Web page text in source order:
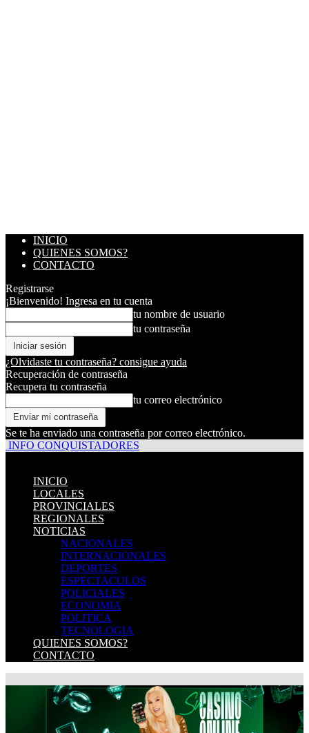
INICIO
QUIENES SOMOS?
CONTACTO
Registrarse
¡Bienvenido! Ingresa en tu cuenta
tu nombre de usuario
tu contraseña
¿Olvidaste tu contraseña? consigue ayuda
Recuperación de contraseña
Recupera tu contraseña
tu correo electrónico
Se te ha enviado una contraseña por correo electrónico.
INFO CONQUISTADORES
INICIO
LOCALES
PROVINCIALES
REGIONALES
NOTICIAS
NACIONALES
INTERNACIONALES
DEPORTES
ESPECTACULOS
POLICIALES
ECONOMIA
POLITICA
TECNOLOGIA
QUIENES SOMOS?
CONTACTO